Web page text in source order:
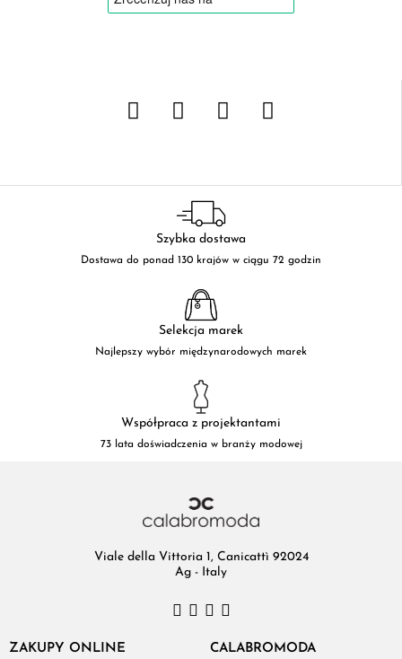
Szybka dostawa
Dostawa do ponad 130 krajów w ciągu 72 godzin
Selekcja marek
Najlepszy wybór międzynarodowych marek
Współpraca z projektantami
73 lata doświadczenia w branży modowej
Viale della Vittoria 1, Canicattì 92024
Ag - Italy
ZAKUPY ONLINE CALABROMODA